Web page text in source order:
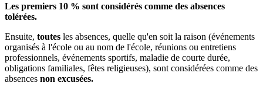
Les premiers 10 % sont considérés comme des absences
tolérées.
Ensuite, toutes les absences, quelle qu'en soit la raison (événements
organisés à l'école ou au nom de l'école, réunions ou entretiens
professionnels, événements sportifs, maladie de courte durée,
obligations familiales, fêtes religieuses), sont considérées comme des
absences non excusées.